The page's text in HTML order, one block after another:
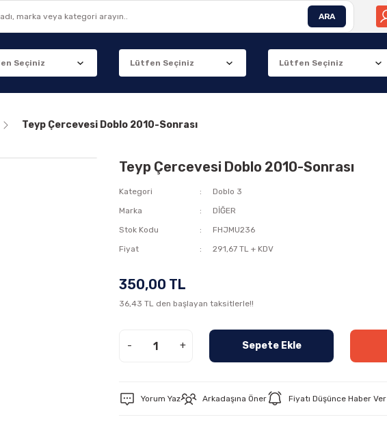
ARA
Teyp Çercevesi Doblo 2010-Sonrası
Teyp Çercevesi Doblo 2010-Sonrası
Kategori
Doblo 3
Marka
DİĞER
Stok Kodu
FHJMU236
Fiyat
291,67 TL + KDV
350,00 TL
36,43 TL den başlayan taksitlerle!!
- + Sepete Ekle
Yorum Yaz Arkadaşına Öner Fiyatı Düşünce Haber Ver